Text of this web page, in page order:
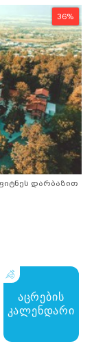
36%
დარბაზით
აცრების
კალენდარი